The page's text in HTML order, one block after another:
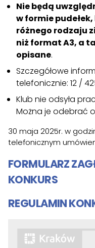
Nie będą
w formie
różnego rodzaju
niż format A3, a
opisane.
Szczegółowe
telefonicznie: 12 /
Klub nie odsyła
Można je odebrać
30 maja 2025r. w
telefonicznym
FORMULARZ
KONKURS
REGULAMIN